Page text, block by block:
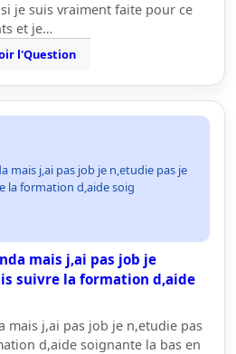
je suis vraiment faite pour ce
et je…
l'Question
mais j,ai pas job je n,etudie pas je
la formation d,aide soig
mais j,ai pas job je
suivre la formation d,aide
mais j,ai pas job je n,etudie pas
d,aide soignante la bas en